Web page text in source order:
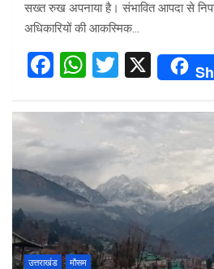
सख्त रुख अपनाया है। संभावित आपदा से
अधिकारियों की आकस्मिक…
F
ce
b
o
o
k
W
at
s
A
p
p
T
tt
er
X
उत्तराखंड मौसम